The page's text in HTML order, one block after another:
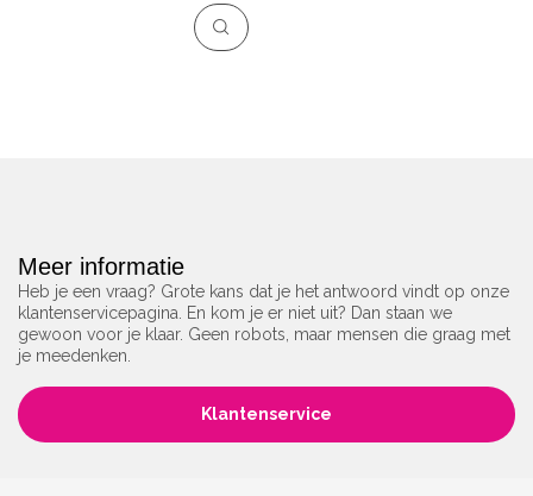
Meer informatie
Heb je een vraag? Grote kans dat je het antwoord vindt op onze
klantenservicepagina. En kom je er niet uit? Dan staan we
gewoon voor je klaar. Geen robots, maar mensen die graag met
je meedenken.
Klantenservice